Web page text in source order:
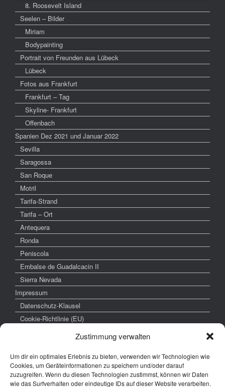
Zustimmung verwalten
Um dir ein optimales Erlebnis zu bieten, verwenden wir Technologien wie
Cookies, um Geräteinformationen zu speichern und/oder darauf
zuzugreifen. Wenn du diesen Technologien zustimmst, können wir Daten
wie das Surfverhalten oder eindeutige IDs auf dieser Website verarbeiten.
8. Roosevelt Island
Seelen – Bilder
Miriam
Bodypainting
Portrait von Freunden aus Lübeck
Lübeck
Fotos aus Frankfurt
Frankfurt – Tag
Skyline- Frankfurt
Offenbach
Spanien Dez 2021 und Januar 2022
Sevilla
Saragossa
San Roque
Motril
Tarifa-Strand
Tarifa – Ort
Antequera
Ronda
Peniscola
Embalse de Guadalcacin II
Sierra Nevada
Impressum
Datenschutz-Klausel
Cookie-Richtlinie (EU)
weitere interessante Links
www.hochzeitsfoto-tk.de